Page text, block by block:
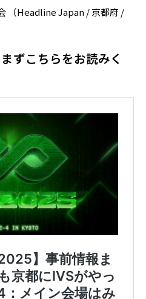
（Headline Japan / 京都府 /
ずこちらをお読みく